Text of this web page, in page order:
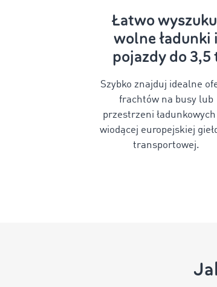
Łatwo
wolne ładunki i
pojazdy do 3,5
Szybko znajduj idealne
frachtów na busy lub
przestrzeni
wiodącej europejskiej
transportowej.